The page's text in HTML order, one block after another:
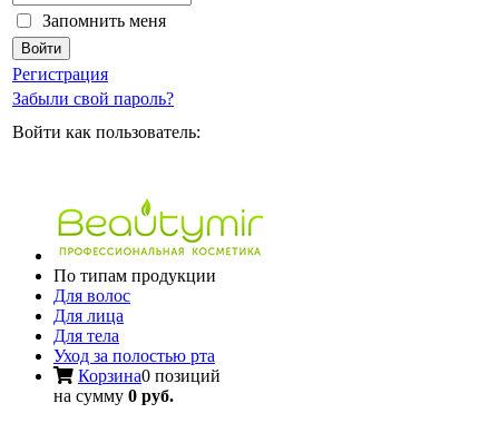
Запомнить меня
Регистрация
Забыли свой пароль?
Войти как пользователь:
По типам продукции
Для волос
Для лица
Для тела
Уход за полостью рта
Корзина0 позиций
на сумму 0 руб.